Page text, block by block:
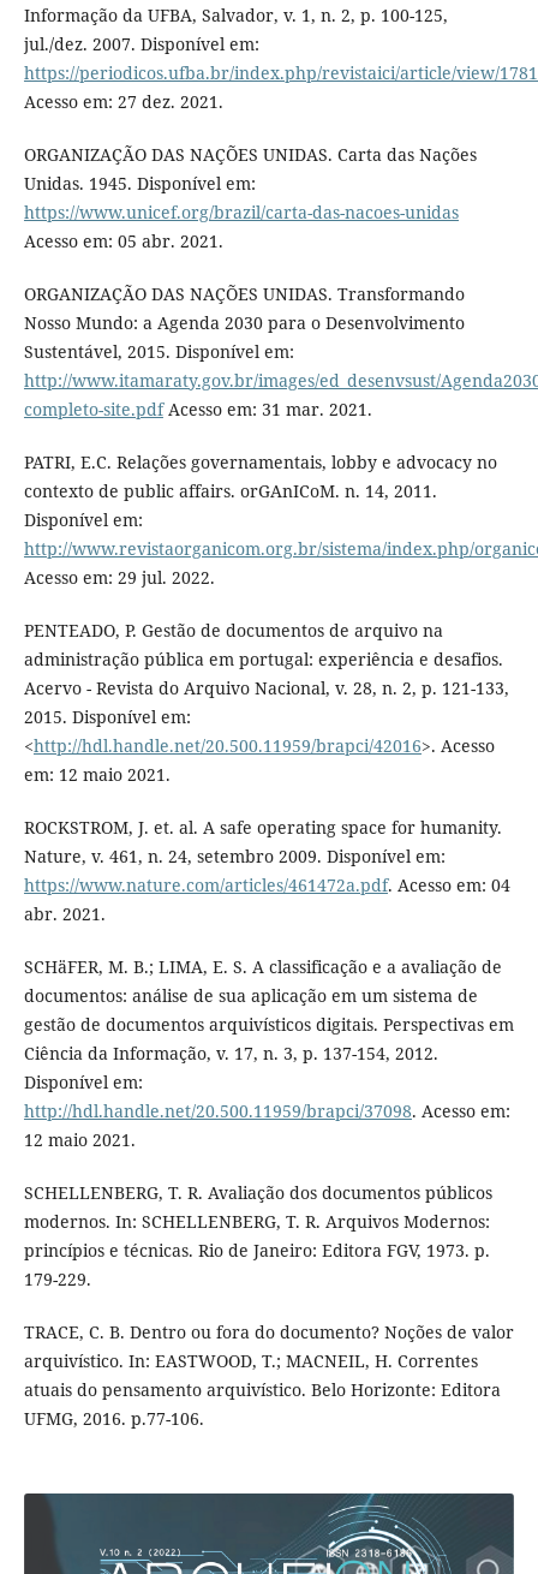
Informação da UFBA, Salvador, v. 1, n. 2, p. 100-125,
jul./dez. 2007. Disponível em:
https://periodicos.ufba.br/index.php/revistaici/article/view/
Acesso em: 27 dez. 2021.
ORGANIZAÇÃO DAS NAÇÕES UNIDAS. Carta das Nações
Unidas. 1945. Disponível em:
https://www.unicef.org/brazil/carta-das-nacoes-unidas
Acesso em: 05 abr. 2021.
ORGANIZAÇÃO DAS NAÇÕES UNIDAS. Transformando
Nosso Mundo: a Agenda 2030 para o Desenvolvimento
Sustentável, 2015. Disponível em:
http://www.itamaraty.gov.br/images/ed_desenvsust/
completo-site.pdfAcesso em: 31 mar. 2021.
PATRI, E.C. Relações governamentais, lobby e advocacy no
contexto de public affairs. orGAnICoM. n. 14, 2011.
Disponível em:
http://www.revistaorganicom.org.br/sistema/index.php/
Acesso em: 29 jul. 2022.
PENTEADO, P. Gestão de documentos de arquivo na
administração pública em portugal: experiência e desafios.
Acervo - Revista do Arquivo Nacional, v. 28, n. 2, p. 121-133,
2015. Disponível em:
<http://hdl.handle.net/20.500.11959/brapci/42016>. Acesso
em: 12 maio 2021.
ROCKSTROM, J. et. al. A safe operating space for humanity.
Nature, v. 461, n. 24, setembro 2009. Disponível em:
https://www.nature.com/articles/461472a.pdf. Acesso em: 04
abr. 2021.
SCHäFER, M. B.; LIMA, E. S. A classificação e a avaliação de
documentos: análise de sua aplicação em um sistema de
gestão de documentos arquivísticos digitais. Perspectivas em
Ciência da Informação, v. 17, n. 3, p. 137-154, 2012.
Disponível em:
http://hdl.handle.net/20.500.11959/brapci/37098. Acesso em:
12 maio 2021.
SCHELLENBERG, T. R. Avaliação dos documentos públicos
modernos. In: SCHELLENBERG, T. R. Arquivos Modernos:
princípios e técnicas. Rio de Janeiro: Editora FGV, 1973. p.
179-229.
TRACE, C. B. Dentro ou fora do documento? Noções de valor
arquivístico. In: EASTWOOD, T.; MACNEIL, H. Correntes
atuais do pensamento arquivístico. Belo Horizonte: Editora
UFMG, 2016. p.77-106.